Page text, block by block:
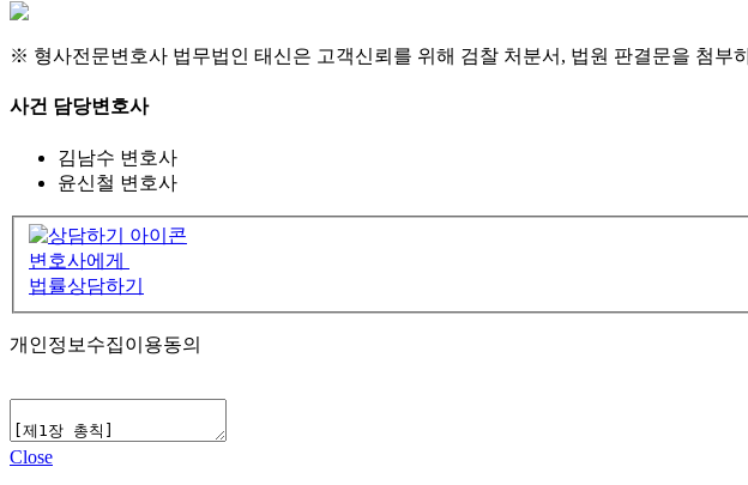
※ 형사전문변호사 법무법인 태신은 고객신뢰를 위해 검찰 처분서, 법원 판결문을 첨부
사건 담당변호사
김남수 변호사
윤신철 변호사
변호사에게
법률상담하기
개인정보수집이용동의
Close